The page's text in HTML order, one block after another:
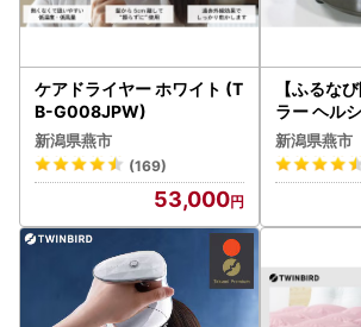
ケアドライヤー ホワイト (T
B-G008JPW)
新潟県燕市
(169)
53,000
【ふるな
ラー ヘル
imited-SP
新潟県燕市